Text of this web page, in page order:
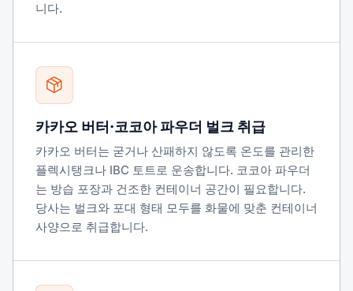
니다.
카카오 버터·코코아 파우더 벌크 취급
카카오 버터는 굳거나 산패하지 않도록 온도를 관리한
플렉시탱크나 IBC 토트로 운송합니다. 코코아 파우더
는 방습 포장과 건조한 컨테이너 공간이 필요합니다.
당사는 벌크와 포대 형태 모두를 화물에 맞춘 컨테이너
사양으로 취급합니다.